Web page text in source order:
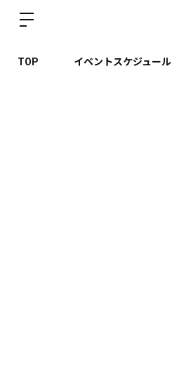
TOP イベントスケジュール